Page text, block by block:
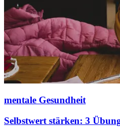
mentale Gesundheit
Selbstwert stärken: 3